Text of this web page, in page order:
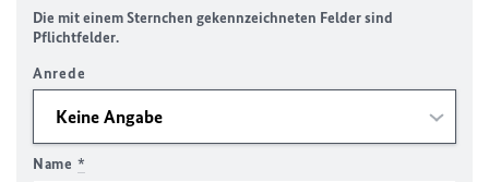
Die mit einem Sternchen gekennzeichneten Felder sind
Pflichtfelder.
Anrede
Name *